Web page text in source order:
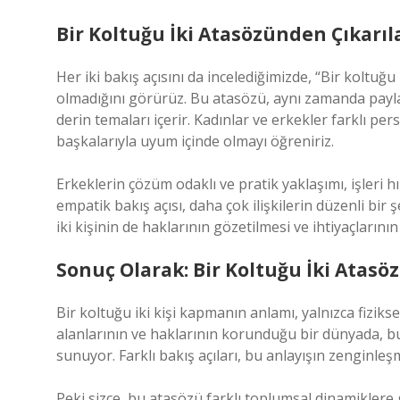
Bir Koltuğu İki Atasözünden
Her iki bakış açısını da incelediğimizde, “Bir
olmadığını görürüz. Bu atasözü, aynı zamanda
derin temaları içerir. Kadınlar ve erkekler farklı
başkalarıyla uyum içinde olmayı öğreniriz.
Erkeklerin çözüm odaklı ve pratik yaklaşımı, işleri
empatik bakış açısı, daha çok ilişkilerin düzenli
iki kişinin de haklarının gözetilmesi ve
Sonuç Olarak: Bir Koltuğu İki
Bir koltuğu iki kişi kapmanın anlamı, yalnızca
alanlarının ve haklarının korunduğu bir dünyada,
sunuyor. Farklı bakış açıları, bu anlayışın